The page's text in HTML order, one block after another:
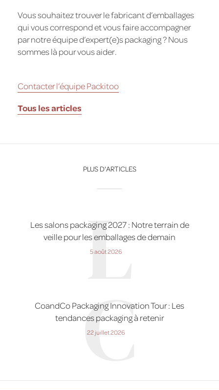
Vous souhaitez trouver le fabricant d’emballages
qui vous correspond et vous faire accompagner
par notre équipe d’expert(e)s packaging ? Nous
sommes là pour vous aider.
Contacter l’équipe Packitoo
Tous lesarticles
PLUS D'ARTICLES
Les salons packaging 2027 : Notre terrain de
veille pour les emballages de demain
5 août 2026
L
CoandCo Packaging Innovation Tour : Les
tendances packaging à retenir
22 juillet 2026
C